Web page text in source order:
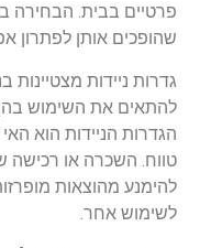
פרטיים בבית. הבחירה
שהופכים אותן לפתרון
גדרות ניידות מצטיינות
להתאים את השימוש
הגדרות הניידות הוא
טווח. השכרה או רכישה
להימנע מהוצאות
לשימוש אחר.